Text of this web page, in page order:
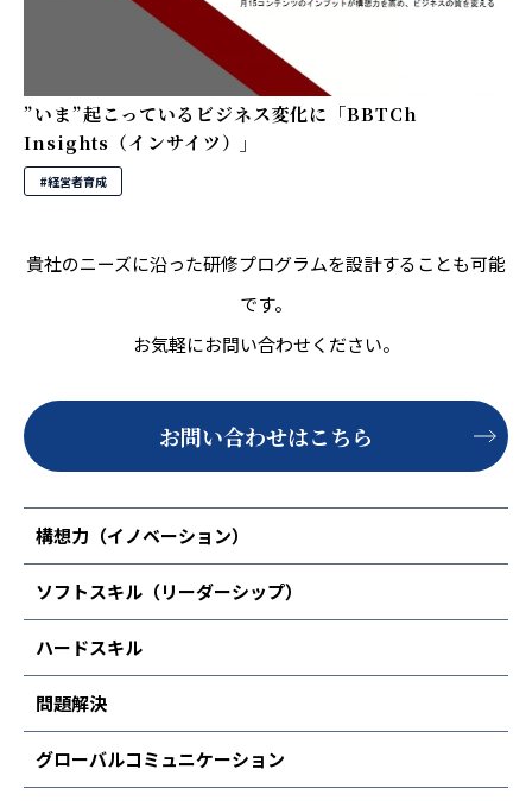
構想力（イノベーション）
ソフトスキル（リーダーシップ）
ハードスキル
問題解決
グローバルコミュニケーション
”いま”起こっているビジネス変化に「BBTCh
Insights（インサイツ）」
#経営者育成
貴社のニーズに沿った研修プログラムを設計することも可能
です。
お気軽にお問い合わせください。
お問い合わせはこちら